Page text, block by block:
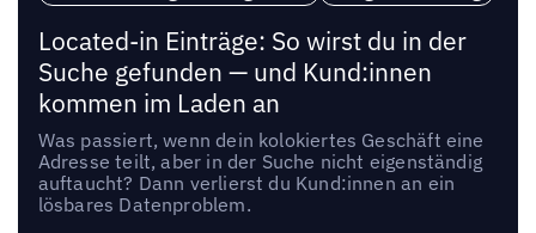
Located-in Einträge: So wirst du in der
Suche gefunden — und Kund:innen
kommen im Laden an
Was passiert, wenn dein kolokiertes Geschäft eine
Adresse teilt, aber in der Suche nicht eigenständig
auftaucht? Dann verlierst du Kund:innen an ein
lösbares Datenproblem.